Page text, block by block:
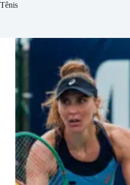
Tênis